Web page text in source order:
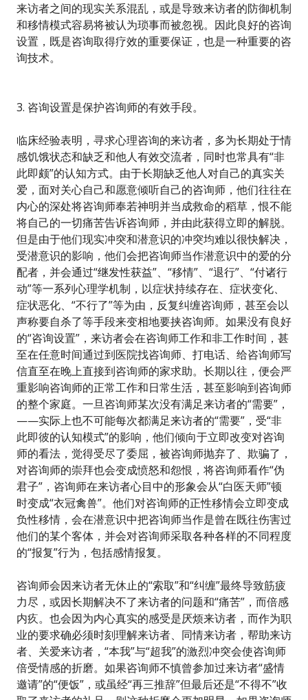
来访者之间的现实关系混乱，或是导致来访者的防御机制
和移情模式容易将被认为琐事而被忽视。因此良好的咨询
设置，既是咨询取得疗效的重要保证，也是一种重要的咨
询技术。
3. 咨询设置是保护咨询师的有效手段。
临床经验表明，寻求心理咨询的来访者，多为长期处于情
感饥饿状态和缺乏和他人有效交流者，同时也常具有“非
此即颇”的认知方式。由于长期缺乏他人对自己的真实关
爱，面对关心自己和愿意倾听自己的咨询师，他们往往在
内心的深处将咨询师奉若神明并当成救命的稻草，恨不能
将自己的一切痛苦告诉咨询师，并由此获得立即的解脱。
但是由于他们现实冲突和潜意识的冲突均难以很快解决，
受潜意识的影响，他们会把咨询师当作潜意识中的爱的分
配者，并会通过“继发性获益”、“移情”、“退行”、“付诸行
动”等一系列心理学机制，以症状持续存在、症状变化、
症状恶化、“不行了”等为由，反复纠缠咨询师，甚至会以
声称要自杀了等手段来变相地要挟咨询师。如果没有良好
的“咨询设置”，来访者会在咨询师工作和非工作时间，甚
至在任意时间通过到医院找咨询师、打电话、给咨询师写
信直至在晚上直接到咨询师的家求助。长期以往，便会严
重影响咨询师的正常工作和日常生活，甚至影响到咨询师
的整个家庭。一旦咨询师某次没有满足来访者的“需要”，
——实际上也不可能每次都满足来访者的“需要”，受“非
此即彼的认知模式”的影响，他们倾向于立即改变对咨询
师的看法，觉得受尽了委屈，被咨询师抛弃了、欺骗了，
对咨询师的崇拜也会变成愤怒和怨恨，将咨询师看作“伪
君子”，咨询师在来访者心目中的形象会从“白医天师”顿
时变成“衣冠禽兽”。他们对咨询师的正性移情会立即变成
负性移情，会在潜意识中把咨询师当作是曾在既往伤害过
他们的某个客体，并会对咨询师采取各种各样的不同程度
的“报复”行为，包括感情报复。
咨询师会因来访者无休止的“索取”和“纠缠”最终导致筋疲
力尽，或因长期解决不了来访者的问题和“痛苦”，而倍感
内疚。也会因为内心真实的感受是厌烦来访者，而作为职
业的要求确必须时刻理解来访者、同情来访者，帮助来访
者、关爱来访者，“本我”与“超我”的激烈冲突会使咨询师
倍受情感的折磨。如果咨询师不慎曾参加过来访者“盛情
邀请”的“便饭”，或虽经“再三推辞”但最后还是“不得不”收